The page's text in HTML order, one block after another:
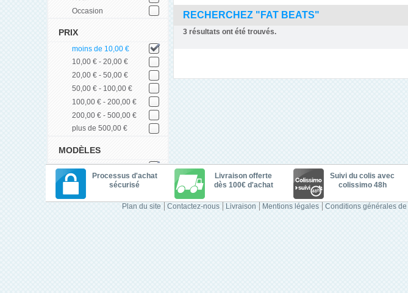
Occasion
PRIX
moins de 10,00 €
10,00 € - 20,00 €
20,00 € - 50,00 €
50,00 € - 100,00 €
100,00 € - 200,00 €
200,00 € - 500,00 €
plus de 500,00 €
MODÈLES
RECHERCHEZ "FAT BEATS"
3 résultats ont été trouvés.
Processus d'achat
sécurisé
Livraison offerte
dès 100€ d'achat
Suivi du colis avec
colissimo 48h
Plan du site Contactez-nous Livraison Mentions légales Conditions générales de